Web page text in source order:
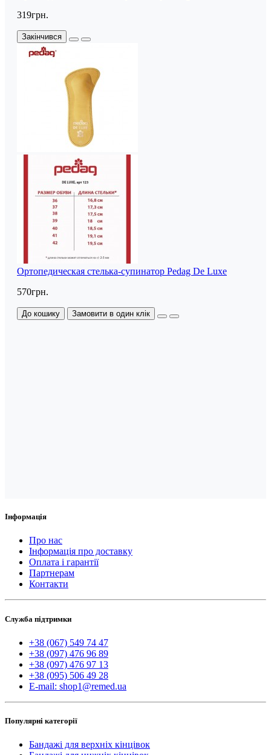
319грн.
Закінчився
Ортопедическая стелька-супинатор Pedag De Luxe
570грн.
До кошику Замовити в один клік
Інформація
Про нас
Інформація про доставку
Оплата і гарантії
Партнерам
Контакти
Служба підтримки
+38 (067) 549 74 47
+38 (097) 476 96 89
+38 (097) 476 97 13
+38 (095) 506 49 28
E-mail: shop1@remed.ua
Популярні категорії
Бандажі для верхніх кінцівок